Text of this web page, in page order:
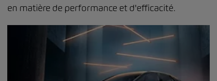
en matière de performance et d'efficacité.